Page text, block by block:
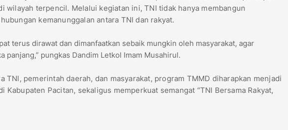
wilayah terpencil. Melalui kegiatan ini, TNI tidak hanya membangun
kemanunggalan antara TNI dan rakyat.
terus dirawat dan dimanfaatkan sebaik mungkin oleh masyarakat, agar
panjang,” pungkas Dandim Letkol Imam Musahirul.
TNI, pemerintah daerah, dan masyarakat, program TMMD diharapkan menjadi
Kabupaten Pacitan, sekaligus memperkuat semangat “TNI Bersama Rakyat,